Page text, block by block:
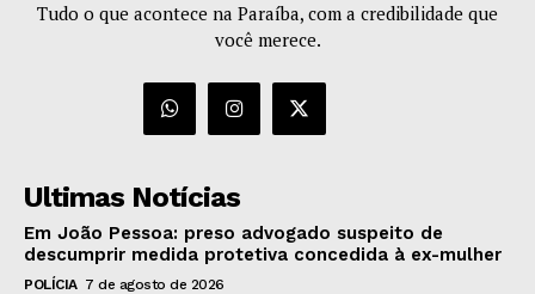
Tudo o que acontece na Paraíba, com a credibilidade que
você merece.
Ultimas Notícias
Em João Pessoa: preso advogado suspeito de
descumprir medida protetiva concedida à ex-mulher
POLÍCIA 7 de agosto de 2026